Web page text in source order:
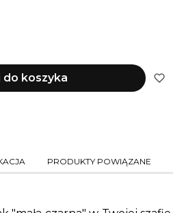
do koszyka
PRODUKTY POWIĄZANE